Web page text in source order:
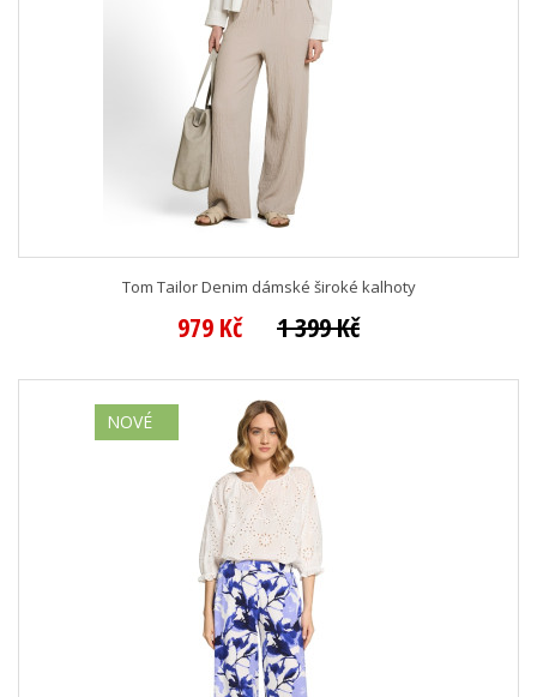
Tom Tailor Denim dámské široké kalhoty
979 Kč 1 399 Kč
NOVÉ